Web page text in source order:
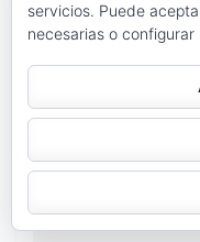
servicios. Puede
necesarias o configurar